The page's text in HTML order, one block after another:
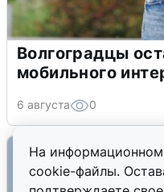
На
cookie-файлы.
Волгоградцы
мобильного
6 августа 0